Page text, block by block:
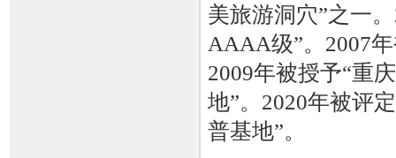
美旅游洞穴”之一
AAAA级”。2007
2009年被授予“重
地”。2020年被评
普基地”。